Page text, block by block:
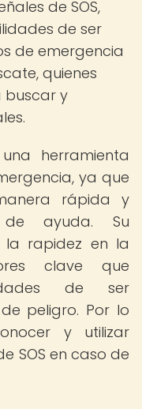
de SOS,
de ser
de emergencia
quienes
buscar y
herramienta
ya que
rápida y
ayuda. Su
la rapidez en la
clave que
de ser
peligro. Por lo
y utilizar
SOS en caso de